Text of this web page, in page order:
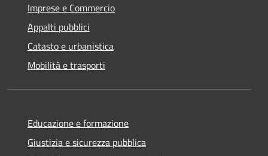
Imprese e Commercio
Appalti pubblici
Catasto e urbanistica
Mobilità e trasporti
Educazione e formazione
Giustizia e sicurezza pubblica